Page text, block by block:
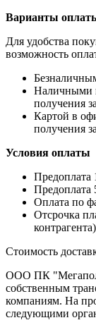
Варианты
Для удобства
возможность
Наличными
получения
Картой в
получения
Условия оплаты
Предоплата
Предоплата
Оплата по
Отсрочка
Стоимость
ООО ПК
собственным
компаниям. На
следующими